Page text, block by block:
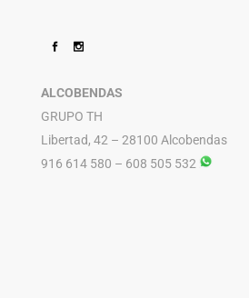
ALCOBENDAS
GRUPO TH
Libertad, 42 – 28100 Alcobendas
916 614 580 – 608 505 532